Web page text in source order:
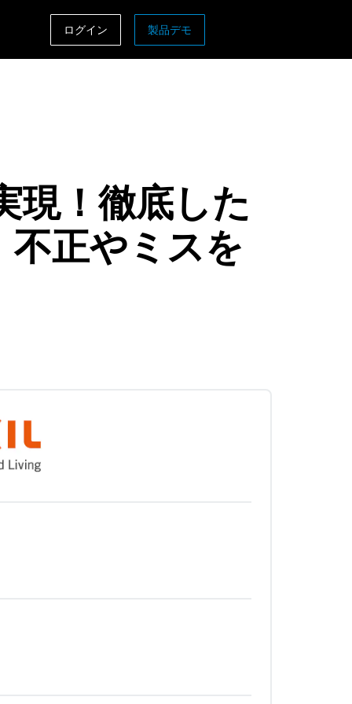
Singapore (English)
ログイン 製品デモ
現！徹底した
不正やミスを